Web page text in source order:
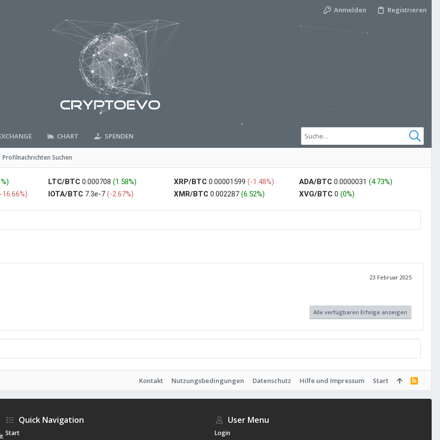
Anmelden Registrieren
CHART SPENDEN
Profilnachrichten Suchen
LTC/BTC 0.000708(1.58%) XRP/BTC 0.00001599 (-1.48%) ADA/BTC 0.0000031 (4.73%)
16.66%)
IOTA/BTC 7.3e-7(-2.67%) XMR/BTC 0.002287 (6.52%) XVG/BTC 0 (0%)
23 Februar 2025
Alle verfügbaren Erfolge anzeigen
Kontakt Nutzungsbedingungen Datenschutz Hilfe und Impressum Start
R
Quick Navigation
Start
User Menu
Login